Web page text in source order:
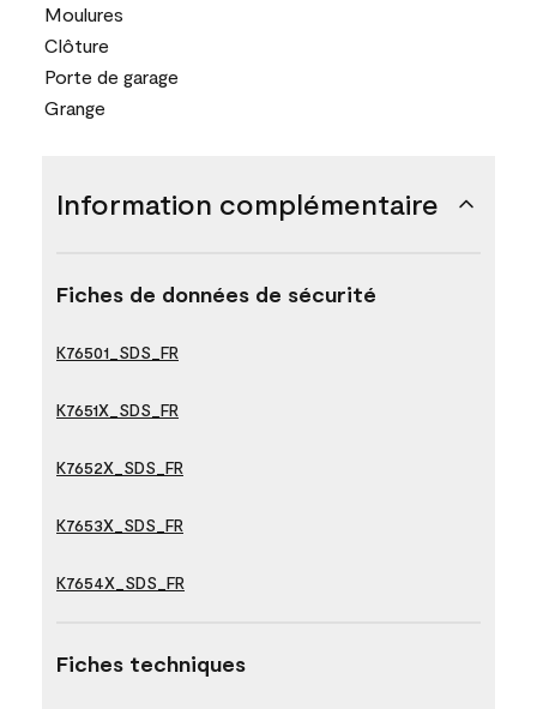
Moulures
Clôture
Porte de garage
Grange
Information complémentaire
Fiches de données de sécurité
K76501_SDS_FR
K7651X_SDS_FR
K7652X_SDS_FR
K7653X_SDS_FR
K7654X_SDS_FR
Fiches techniques